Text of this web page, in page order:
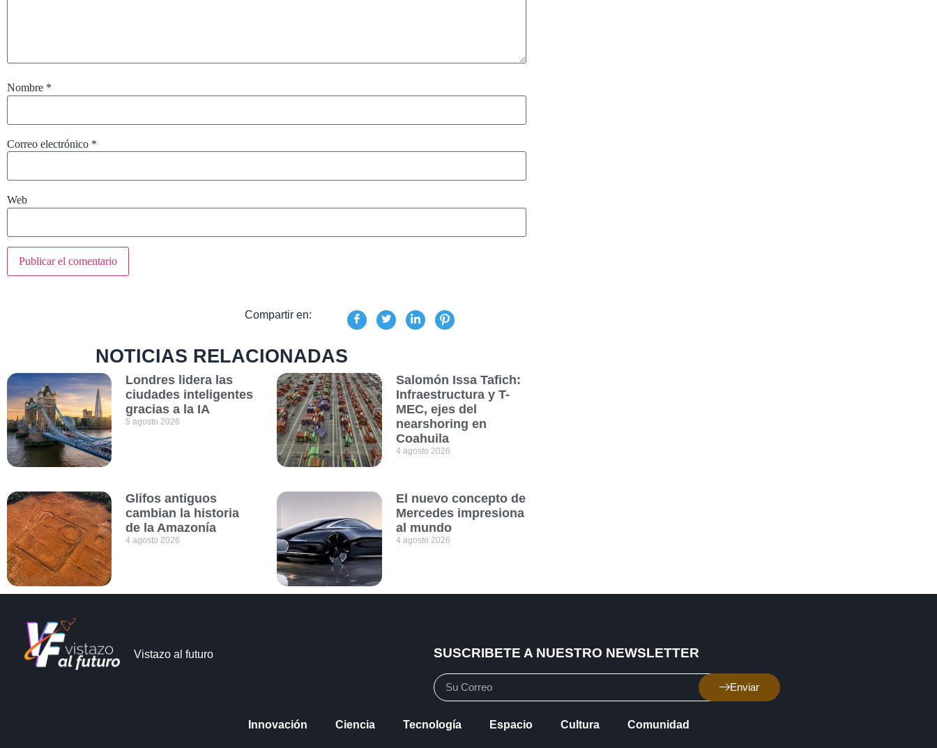
Nombre *
Correo electrónico *
Web
Compartir en:
NOTICIAS RELACIONADAS
Londres lidera las
ciudades inteligentes
gracias a la IA
5 agosto 2026
Salomón Issa Tafich:
Infraestructura y T-
MEC, ejes del
nearshoring en
Coahuila
4 agosto 2026
Glifos antiguos
cambian la historia
de la Amazonía
4 agosto 2026
El nuevo concepto de
Mercedes impresiona
al mundo
4 agosto 2026
Vistazo al futuro SUSCRIBETE A NUESTRO NEWSLETTER
Enviar
Innovación Ciencia Tecnología Espacio Cultura Comunidad